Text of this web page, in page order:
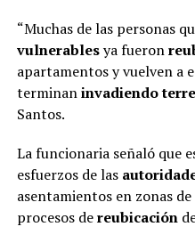
“Muchas de las personas
vulnerablesya fueron
apartamentos y vuelven a
terminaninvadiendo
Santos.
La funcionaria señaló que
esfuerzos de las
asentamientos en zonas
procesos dereubicación